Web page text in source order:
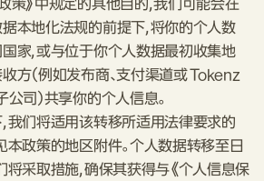
策》中规定的其他目的，我们可能会在
本地化法规的前提下，将你的个人数
家，或与位于你个人数据最初收集地
方（例如发布商、支付渠道或 Tokenz
司）共享你的个人信息。
我们将适用该转移所适用法律要求的
本政策的地区附件。个人数据转移至日
将采取措施，确保其获得与《个人信息保